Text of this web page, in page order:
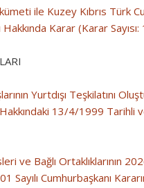
ile Kuzey Kıbrıs Türk
Karar (Karar
Yurtdışı Teşkilatını
13/4/1999 Tarihli
ve Bağlı Ortaklıklarının
Cumhurbaşkanı